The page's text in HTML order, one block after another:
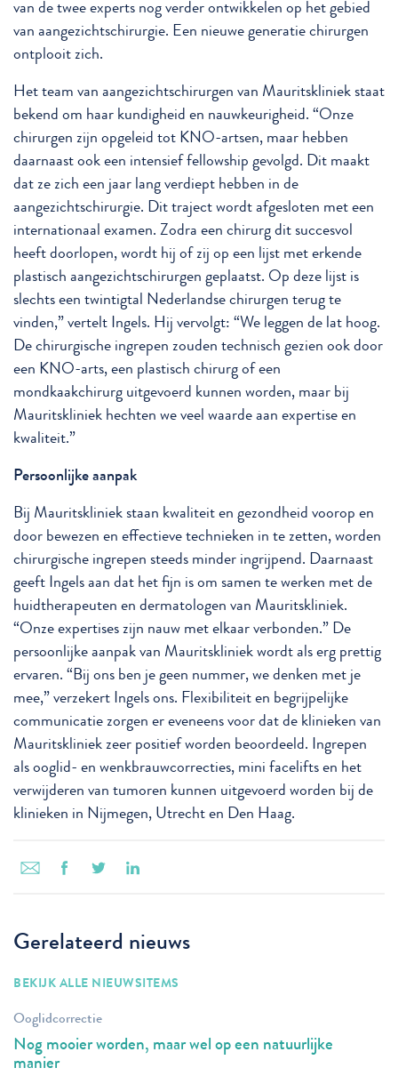
van de twee experts nog verder ontwikkelen op het gebied
van aangezichtschirurgie. Een nieuwe generatie chirurgen
ontplooit zich.
Het team van aangezichtschirurgen van Mauritskliniek staat
bekend om haar kundigheid en nauwkeurigheid. “Onze
chirurgen zijn opgeleid tot KNO-artsen, maar hebben
daarnaast ook een intensief fellowship gevolgd. Dit maakt
dat ze zich een jaar lang verdiept hebben in de
aangezichtschirurgie. Dit traject wordt afgesloten met een
internationaal examen. Zodra een chirurg dit succesvol
heeft doorlopen, wordt hij of zij op een lijst met erkende
plastisch aangezichtschirurgen geplaatst. Op deze lijst is
slechts een twintigtal Nederlandse chirurgen terug te
vinden,” vertelt Ingels. Hij vervolgt: “We leggen de lat hoog.
De chirurgische ingrepen zouden technisch gezien ook door
een KNO-arts, een plastisch chirurg of een
mondkaakchirurg uitgevoerd kunnen worden, maar bij
Mauritskliniek hechten we veel waarde aan expertise en
kwaliteit.”
Persoonlijke aanpak
Bij Mauritskliniek staan kwaliteit en gezondheid voorop en
door bewezen en effectieve technieken in te zetten, worden
chirurgische ingrepen steeds minder ingrijpend. Daarnaast
geeft Ingels aan dat het fijn is om samen te werken met de
huidtherapeuten en dermatologen van Mauritskliniek.
“Onze expertises zijn nauw met elkaar verbonden.” De
persoonlijke aanpak van Mauritskliniek wordt als erg prettig
ervaren. “Bij ons ben je geen nummer, we denken met je
mee,” verzekert Ingels ons. Flexibiliteit en begrijpelijke
communicatie zorgen er eveneens voor dat de klinieken van
Mauritskliniek zeer positief worden beoordeeld. Ingrepen
als ooglid- en wenkbrauwcorrecties, mini facelifts en het
verwijderen van tumoren kunnen uitgevoerd worden bij de
klinieken in Nijmegen, Utrecht en Den Haag.
Gerelateerd nieuws
BEKIJK ALLE NIEUWSITEMS
Ooglidcorrectie
Nog mooier worden, maar wel op een natuurlijke
manier